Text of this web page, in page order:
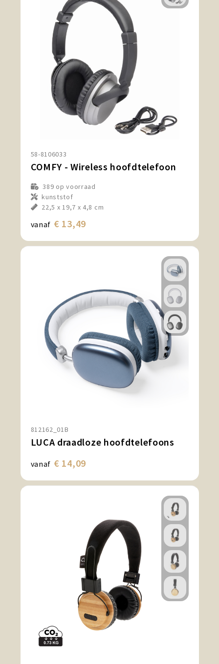
58-8106033
COMFY - Wireless hoofdtelefoon
389 op voorraad
kunststof
22,5 x 19,7 x 4,8 cm
vanaf € 13,49
812162_01B
LUCA draadloze hoofdtelefoons
vanaf € 14,09